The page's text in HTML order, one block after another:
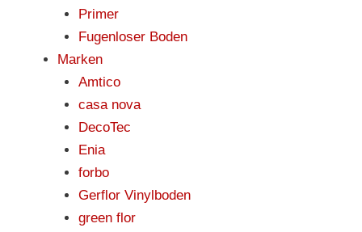
Primer
Fugenloser Boden
Marken
Amtico
casa nova
DecoTec
Enia
forbo
Gerflor Vinylboden
green flor